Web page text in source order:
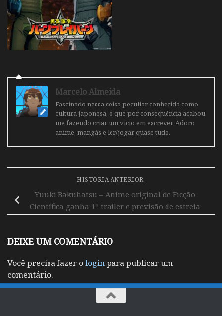
Marcelo Almeida
Fascinado nessa coisa peculiar conhecida como
cultura japonesa, o que por consequência acabou
me fazendo criar um vicio em escrever. Adoro
anime, mangás e ler/jogar quase tudo.
HISTÓRIA ANTERIOR
Yuuki Bakuhatsu – Anime original de Ficção
Científica ganha 1º trailer e previsão de estreia
DEIXE UM COMENTÁRIO
Você precisa fazer ologinpara publicar um
comentário.